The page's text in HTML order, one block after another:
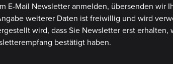
E-Mail Newsletter anmelden, übersenden
weiterer Daten ist freiwillig und wird
wird, dass Sie Newsletter erst
bestätigt haben.